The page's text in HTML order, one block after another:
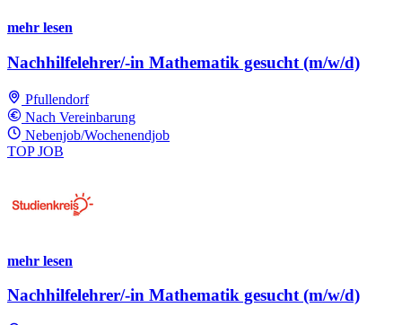
mehr lesen
Nachhilfelehrer/-in Mathematik gesucht (m/w/d)
Pfullendorf
Nach Vereinbarung
Nebenjob/Wochenendjob
TOP JOB
mehr lesen
Nachhilfelehrer/-in Mathematik gesucht (m/w/d)